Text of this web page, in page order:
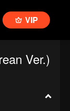
VIP
Ver.)